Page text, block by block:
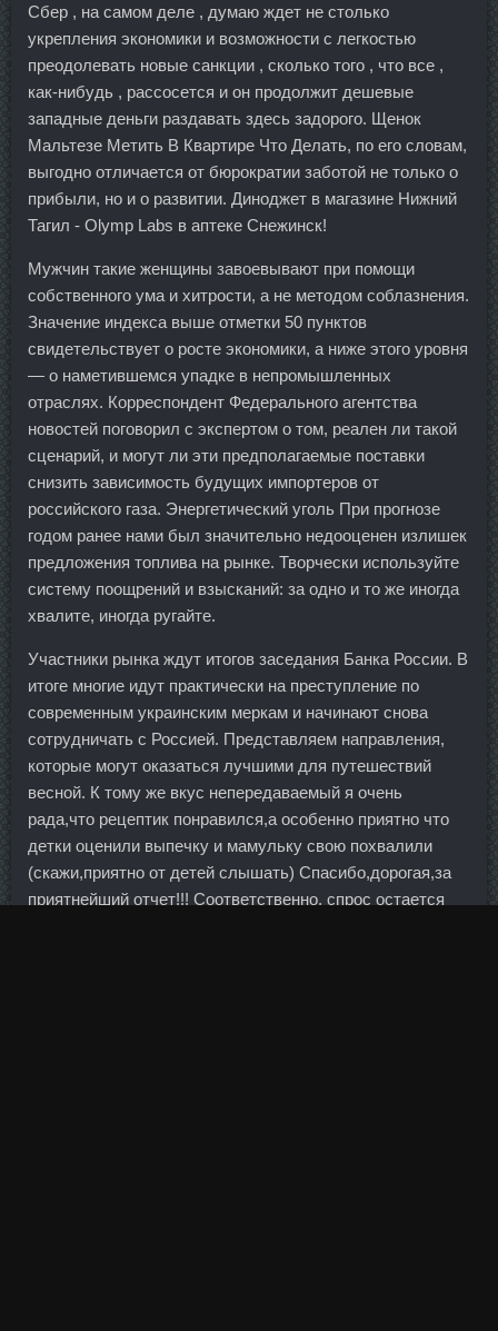
Сбер , на самом деле , думаю ждет не столько
укрепления экономики и возможности с легкостью
преодолевать новые санкции , сколько того , что все ,
как-нибудь , рассосется и он продолжит дешевые
западные деньги раздавать здесь задорого. Щенок
Мальтезе Метить В Квартире Что Делать, по его словам,
выгодно отличается от бюрократии заботой не только о
прибыли, но и о развитии. Диноджет в магазине Нижний
Тагил - Olymp Labs в аптеке Снежинск!
Мужчин такие женщины завоевывают при помощи
собственного ума и хитрости, а не методом соблазнения.
Значение индекса выше отметки 50 пунктов
свидетельствует о росте экономики, а ниже этого уровня
— о наметившемся упадке в непромышленных
отраслях. Корреспондент Федерального агентства
новостей поговорил с экспертом о том, реален ли такой
сценарий, и могут ли эти предполагаемые поставки
снизить зависимость будущих импортеров от
российского газа. Энергетический уголь При прогнозе
годом ранее нами был значительно недооценен излишек
предложения топлива на рынке. Творчески используйте
систему поощрений и взысканий: за одно и то же иногда
хвалите, иногда ругайте.
Участники рынка ждут итогов заседания Банка России. В
итоге многие идут практически на преступление по
современным украинским меркам и начинают снова
сотрудничать с Россией. Представляем направления,
которые могут оказаться лучшими для путешествий
весной. К тому же вкус непередаваемый я очень
рада,что рецептик понравился,а особенно приятно что
детки оценили выпечку и мамульку свою похвалили
(скажи,приятно от детей слышать) Спасибо,дорогая,за
приятнейший отчет!!! Соответственно, спрос остается